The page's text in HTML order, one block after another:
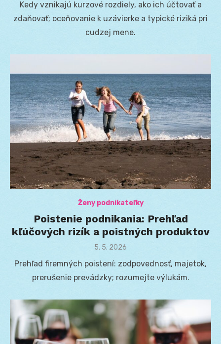
Kedy vznikajú kurzové rozdiely, ako ich účtovať a
zdaňovať; oceňovanie k uzávierke a typické riziká pri
cudzej mene.
Ženy podnikateľky
Poistenie podnikania: Prehľad
kľúčových rizík a poistných produktov
Posted
5. 5. 2026
Prehľad firemných poistení: zodpovednosť, majetok,
prerušenie prevádzky; rozumejte výlukám.